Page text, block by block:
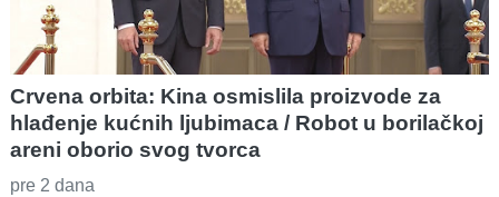
Crvena orbita: Kina osmislila proizvode za
hlađenje kućnih ljubimaca / Robot u borilačkoj
areni oborio svog tvorca
pre 2 dana